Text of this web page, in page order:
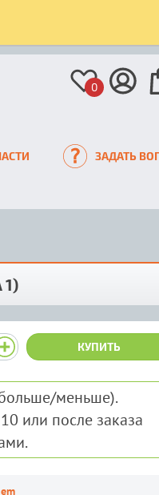
0
ЗАДАТЬ
КУПИТЬ
меньше).
или после заказа